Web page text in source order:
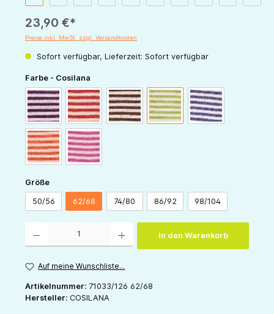
23,90 €*
Preise inkl. MwSt. zzgl. Versandkosten
Sofort verfügbar, Lieferzeit: Sofort verfügbar
Farbe - Cosilana
pflaume-naturrot-natur schoko-naturgrün-naturmarine-natur
orange-naturpink-natur
Größeauswählen
50/56 62/68 74/80 86/92 98/104
In den Warenkorb
Auf meine Wunschliste...
Artikelnummer: 71033/126 62/68
Hersteller: COSILANA